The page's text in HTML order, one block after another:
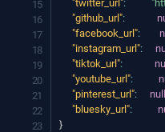
"twitter_url":
"github_url":
"facebook_url":
"instagram_url":
"tiktok_url":
"youtube_url":
"pinterest_url":
"bluesky_url":
}